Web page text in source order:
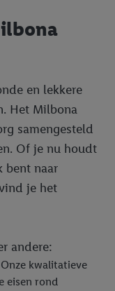
en lekkere
Het Milbona
samengesteld
Of je nu houdt
bent naar
je het
andere:
Onze kwalitatieve
eisen rond